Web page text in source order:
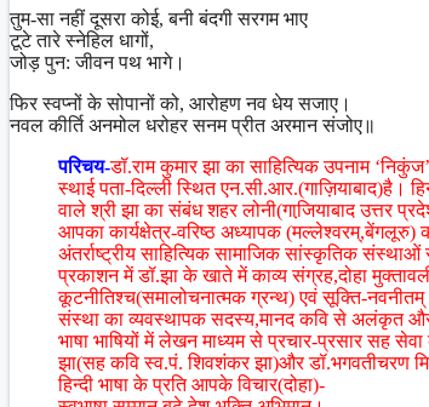
तुम-सा नहीं दूसरा कोई, बनी बंदगी सरगम भाए
टूटे तारे स्नेहिल धागों,
जोड़ पुन: जीवन पथ भागे।
फिर स्वप्नों के सोपानों को, आरोहण नव धेय सजाए।
नवल कीर्ति अनमोल धरोहर सनम प्रीत अरमान संजोए॥
परिचय-डॉ.राम कुमार झा का साहित्यिक उपनाम
स्थाई पता-दिल्ली स्थित एन.सी.आर.(गाज़ियाबाद)है।
वाले श्री झा का संबंध शहर लोनी(गाजि़याबाद उत्तर
आपका कार्यक्षेत्र-वरिष्ठ अध्यापक (मल्लेश्वरम्,बेंगलूरु)
अंतर्राष्ट्रीय साहित्यिक सामाजिक सांस्कृतिक
प्रकाशन में डॉ.झा के खाते में काव्य संग्रह,दोहा
कूटनीतिश्च(समालोचनात्मक ग्रन्थ) एवं सूक्ति-
संस्था का व्यवस्थापक सदस्य,मानद कवि से अलंकृत और
भाषा भाषियों में लेखन माध्यम से प्रचार-प्रसार सह
झा(सह कवि स्व.पं. शिवशंकर झा)और डॉ.भगवतीचरण
हिन्दी भाषा के प्रति आपके विचार(दोहा)-